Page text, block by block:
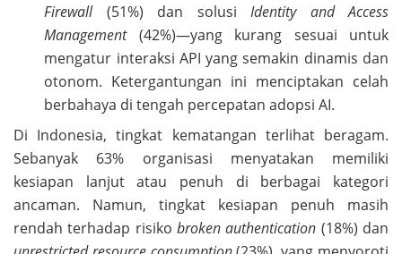
Firewall(51%) dan solusiIdentity and Access
Management(42%)—yang kurang sesuai untuk
mengatur interaksi API yang semakin dinamis dan
otonom. Ketergantungan ini menciptakan celah
berbahaya di tengah percepatan adopsi AI.
Di Indonesia, tingkat kematangan terlihat beragam.
Sebanyak 63% organisasi menyatakan memiliki
kesiapan lanjut atau penuh di berbagai kategori
ancaman. Namun, tingkat kesiapan penuh masih
rendah terhadap risiko broken authentication (18%) dan